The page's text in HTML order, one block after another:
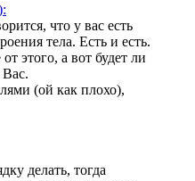
что у вас есть
тела. Есть и есть.
этого, а вот будет ли
Вас.
(ой как плохо),
делать, тогда